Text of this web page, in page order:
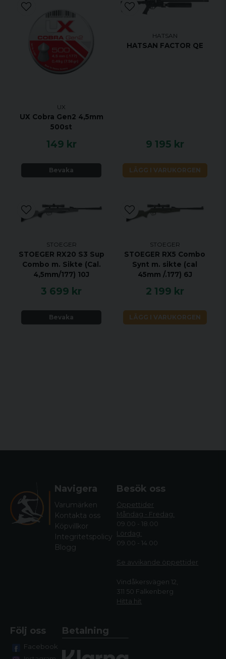
UX
UX Cobra Gen2 4,5mm
500st
149 kr
Bevaka
HATSAN
HATSAN FACTOR QE
9 195 kr
LÄGG I VARUKORGEN
STOEGER
STOEGER RX20 S3 Sup
Combo m. Sikte (Cal.
4,5mm/177) 10J
3 699 kr
Bevaka
STOEGER
STOEGER RX5 Combo
Synt m. sikte (cal
45mm /.177) 6J
2 199 kr
LÄGG I VARUKORGEN
Navigera
Varumärken
Kontakta oss
Köpvillkor
Integritetspolicy
Blogg
Besök oss
Öppettider
Måndag - Fredag:
09.00 - 18.00
Lördag:
09.00 - 14.00
Se avvikande öppettider
Vindåkersvägen 12,
311 50 Falkenberg
Hitta hit
Följ oss
Facebook
Betalning